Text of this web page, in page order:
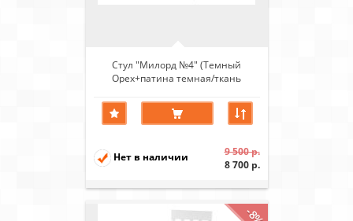
Стул "Милорд №4" (Темный
Орех+патина темная/ткань
Нет в наличии
9 500 р.
8 700 р.